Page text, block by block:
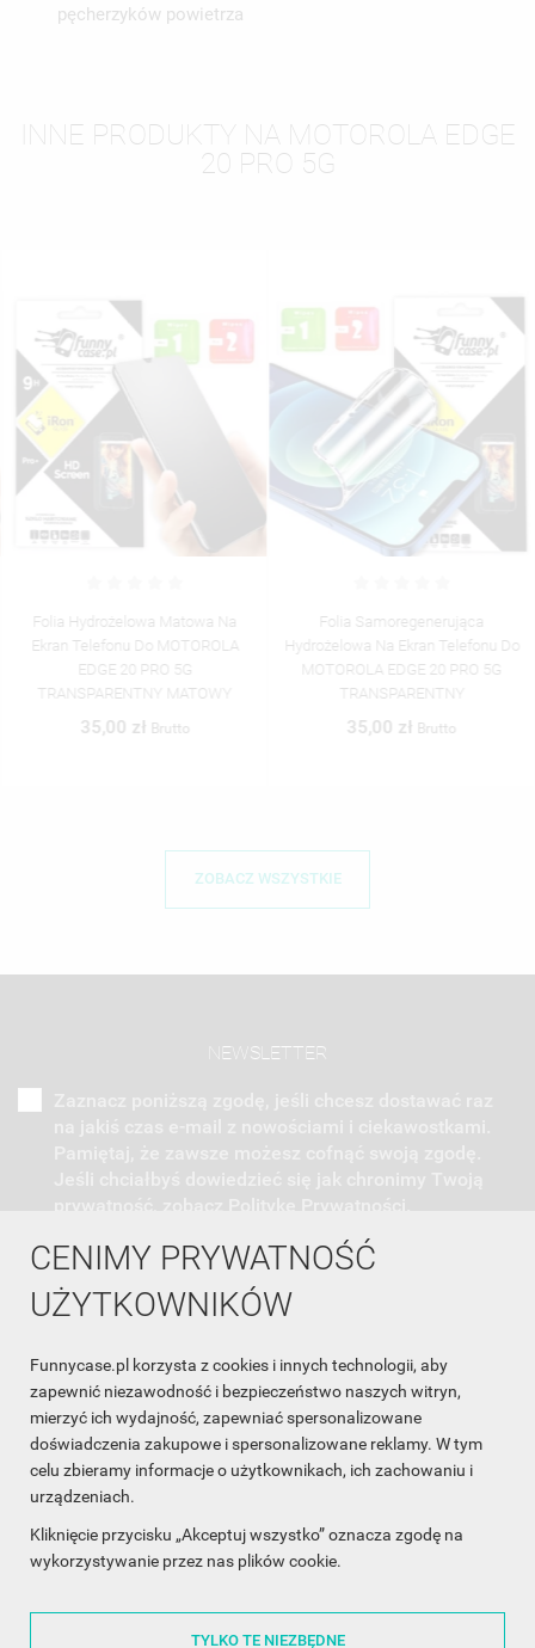
CENIMY PRYWATNOŚĆ
UŻYTKOWNIKÓW
Funnycase.pl korzysta z cookies i innych technologii, aby
zapewnić niezawodność i bezpieczeństwo naszych witryn,
mierzyć ich wydajność, zapewniać spersonalizowane
doświadczenia zakupowe i spersonalizowane reklamy. W tym
celu zbieramy informacje o użytkownikach, ich zachowaniu i
urządzeniach.
Kliknięcie przycisku „Akceptuj wszystko” oznacza zgodę na
wykorzystywanie przez nas plików cookie.
TYLKO TE NIEZBĘDNE
pęcherzyków powietrza
INNE PRODUKTY NA MOTOROLA EDGE
20 PRO 5G
Folia Hydrożelowa Matowa Na
Ekran Telefonu Do MOTOROLA
EDGE 20 PRO 5G
TRANSPARENTNY MATOWY
35,00 zł Brutto
Folia Samoregenerująca
Hydrożelowa Na Ekran Telefonu Do
MOTOROLA EDGE 20 PRO 5G
TRANSPARENTNY
35,00 zł Brutto
ZOBACZ WSZYSTKIE
NEWSLETTER
INFORMACJA O SKLEPIE
INFORMACJE
OBSŁUGA KLIENTA
WSPÓŁPRACA
ŚLEDŹ NAS NA FACEBOOKU